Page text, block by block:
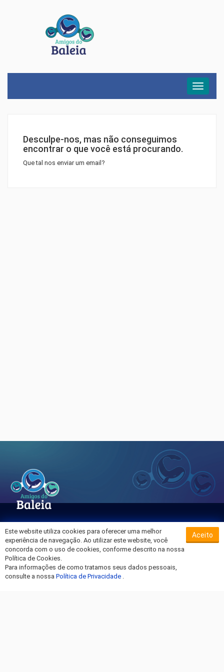
Menu
Desculpe-nos, mas não conseguimos
encontrar o que você está procurando.
Que tal nos enviar um email?
Sobre o Hospital da Baleia
Termos de Uso
Política de Privacidade
Entre em Contato
Este website utiliza cookies para oferecer uma melhor
experiência de navegação. Ao utilizar este website, você
concorda com o uso de cookies, conforme descrito na nossa
Política de Cookies.
Para informações de como tratamos seus dados pessoais,
consulte a nossa Política de Privacidade .
Aceito